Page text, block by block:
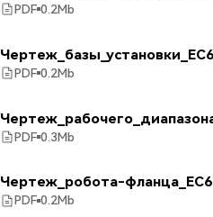
PDF 0.2Mb
PDF 0.2Mb
PDF 0.3Mb
Чертеж_робота-
PDF 0.2Mb